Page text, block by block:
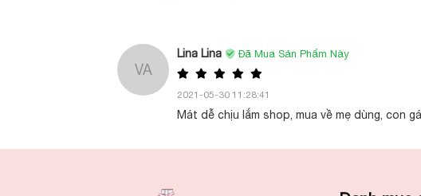
VA
Lina Lina Đã Mua Sản Phẩm Này
2021-05-30 11:28:41
Mát dễ chịu lắm shop, mua về mẹ dùng, con